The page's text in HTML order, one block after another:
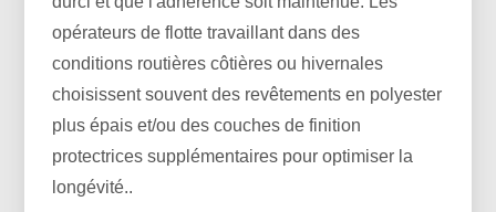
opérateurs de flotte travaillant dans des
conditions routières côtières ou hivernales
choisissent souvent des revêtements en polyester
plus épais et/ou des couches de finition
protectrices supplémentaires pour optimiser la
longévité..